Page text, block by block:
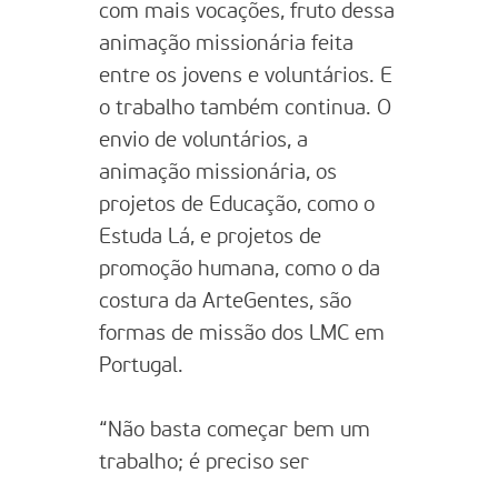
com mais vocações, fruto dessa
animação missionária feita
entre os jovens e voluntários. E
o trabalho também continua. O
envio de voluntários, a
animação missionária, os
projetos de Educação, como o
Estuda Lá, e projetos de
promoção humana, como o da
costura da ArteGentes, são
formas de missão dos LMC em
Portugal.
“Não basta começar bem um
trabalho; é preciso ser